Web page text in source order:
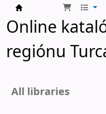
Turčianske knižnice
Online
regiónu
All libraries